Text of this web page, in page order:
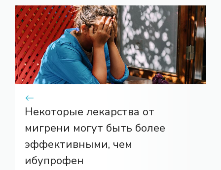
Некоторые лекарства от
мигрени могут быть более
эффективными, чем
ибупрофен